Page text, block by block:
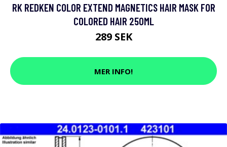
RK REDKEN COLOR EXTEND MAGNETICS HAIR MASK FOR
COLORED HAIR 250ML
289 SEK
MER INFO!